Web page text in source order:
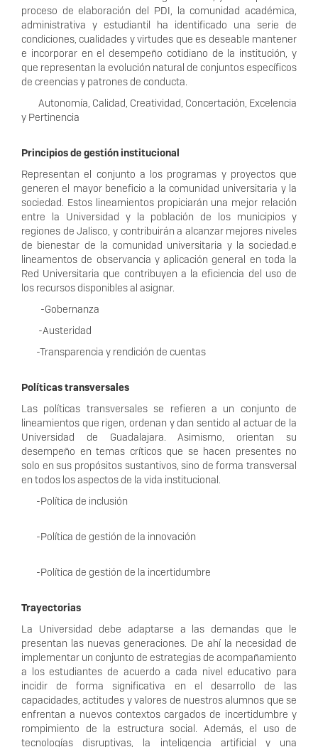
proceso de elaboración del PDI, la comunidad académica,
administrativa y estudiantil ha identificado una serie de
condiciones, cualidades y virtudes que es deseable mantener
e incorporar en el desempeño cotidiano de la institución, y
que representan la evolución natural de conjuntos específicos
de creencias y patrones de conducta.
Autonomía, Calidad, Creatividad, Concertación, Excelencia
y Pertinencia
Principios de gestión institucional
Representan el conjunto a los programas y proyectos que
generen el mayor beneficio a la comunidad universitaria y la
sociedad. Estos lineamientos propiciarán una mejor relación
entre la Universidad y la población de los municipios y
regiones de Jalisco, y contribuirán a alcanzar mejores niveles
de bienestar de la comunidad universitaria y la sociedad.e
lineamentos de observancia y aplicación general en toda la
Red Universitaria que contribuyen a la eficiencia del uso de
los recursos disponibles al asignar.
-Gobernanza
-Austeridad
-Transparencia y rendición de cuentas
Políticas transversales
Las políticas transversales se refieren a un conjunto de
lineamientos que rigen, ordenan y dan sentido al actuar de la
Universidad de Guadalajara. Asimismo, orientan su
desempeño en temas críticos que se hacen presentes no
solo en sus propósitos sustantivos, sino de forma transversal
en todos los aspectos de la vida institucional.
-Política de inclusión
-Política de gestión de la innovación
-Política de gestión de la incertidumbre
Trayectorias
La Universidad debe adaptarse a las demandas que le
presentan las nuevas generaciones. De ahí la necesidad de
implementar un conjunto de estrategias de acompañamiento
a los estudiantes de acuerdo a cada nivel educativo para
incidir de forma significativa en el desarrollo de las
capacidades, actitudes y valores de nuestros alumnos que se
enfrentan a nuevos contextos cargados de incertidumbre y
rompimiento de la estructura social. Además, el uso de
tecnologías disruptivas, la inteligencia artificial y una